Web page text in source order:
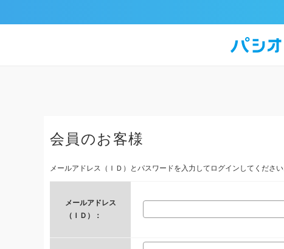
会員のお客様
メールアドレス（ＩＤ）とパスワードを入力してログインしてください
メールアドレス
（ＩＤ）：